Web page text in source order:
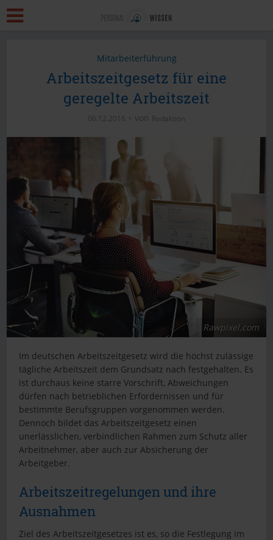
Mitarbeiterführung
Arbeitszeitgesetz für eine
geregelte Arbeitszeit
06.12.2016 von Redaktion
Rawpixel.com
Im deutschen Arbeitszeitgesetz wird die höchst zulässige
tägliche Arbeitszeit dem Grundsatz nach festgehalten. Es
ist durchaus keine starre Vorschrift, Abweichungen
dürfen nach betrieblichen Erfordernissen und für
bestimmte Berufsgruppen vorgenommen werden.
Dennoch bildet das Arbeitszeitgesetz einen
unerlässlichen, verbindlichen Rahmen zum Schutz aller
Arbeitnehmer, aber auch zur Absicherung der
Arbeitgeber.
Arbeitszeitregelungen und ihre
Ausnahmen
Ziel des Arbeitszeitgesetzes ist es, so die Festlegung im